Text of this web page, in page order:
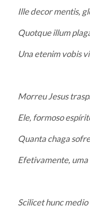
Ille decor mentis,
Quotque illum
Una etenim vobis
Morreu Jesus
Ele, formoso
Quanta chaga
Efetivamente,
Scilicet hunc